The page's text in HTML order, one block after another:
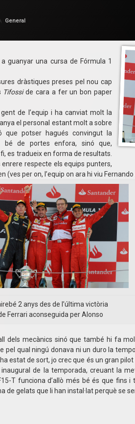
per F1 en Català
Categories:
General
guanyar una cursa de Fórmula 1
dràstiques preses pel nou cap
Tifosside cara a fer un bon paper
de l’equip i ha canviat molt la
el personal estant molt a sobre
que potser hagués convingut la
bé de portes enfora, sinó que,
es tradueix en forma de resultats.
respecte els equips punters,
per on, l’equip on ara hi viu Fernando
2 anys des de l’última victòria
Ferrari aconseguida per Alonso
mecànics sinó que també hi fa molt
pel qual ningú donava ni un duro la
estat de sort, jo crec que és un gran
inaugural de la temporada, creuant la
T funciona d’allò més bé és que fins i
gelats que li han instal·lat perquè se